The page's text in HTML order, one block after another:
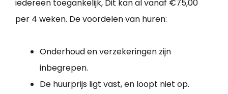
iedereen toegankelijk, Dit kan al vanaf €75,00
per 4 weken. De voordelen van huren:
Onderhoud en verzekeringen zijn
inbegrepen.
De huurprijs ligt vast, en loopt niet op.